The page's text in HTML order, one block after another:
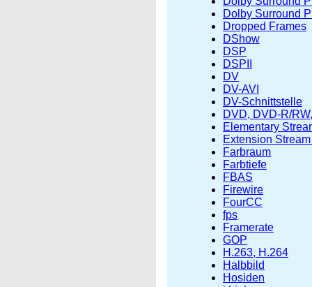
Dolby Surround
Dropped Frames
DShow
DSP
DSPII
DV
DV-AVI
DV-Schnittstelle
DVD, DVD-R/
Elementary
Extension
Farbraum
Farbtiefe
FBAS
Firewire
FourCC
fps
Framerate
GOP
H.263, H.264
Halbbild
Hosiden